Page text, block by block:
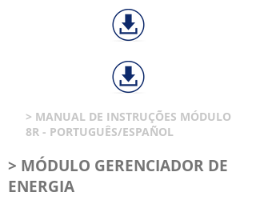
> MANUAL DE INSTRUÇÕES MÓDULO
8R - PORTUGUÊS/ESPAÑOL
> MÓDULO GERENCIADOR DE
ENERGIA